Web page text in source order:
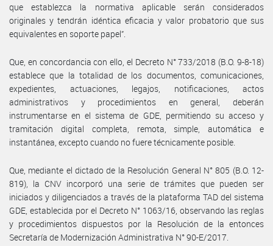
que establezca la normativa aplicable serán considerados
originales y tendrán idéntica eficacia y valor probatorio que sus
equivalentes en soporte papel”.
Que, en concordancia con ello, el Decreto N° 733/2018 (B.O. 9-8-18)
establece que la totalidad de los documentos, comunicaciones,
expedientes, actuaciones, legajos, notificaciones, actos
administrativos y procedimientos en general, deberán
instrumentarse en el sistema de GDE, permitiendo su acceso y
tramitación digital completa, remota, simple, automática e
instantánea, excepto cuando no fuere técnicamente posible.
Que, mediante el dictado de la Resolución General N° 805 (B.O. 12-
819), la CNV incorporó una serie de trámites que pueden ser
iniciados y diligenciados a través de la plataforma TAD del sistema
GDE, establecida por el Decreto N° 1063/16, observando las reglas
y procedimientos dispuestos por la Resolución de la entonces
Secretaría de Modernización Administrativa N° 90-E/2017.